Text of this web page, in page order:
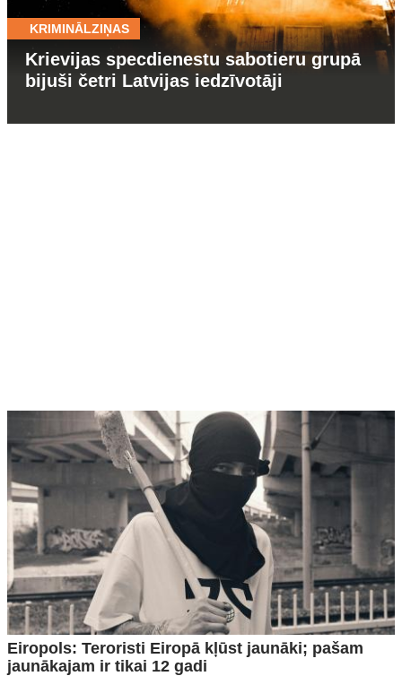
KRIMINĀLZIŅAS
Krievijas specdienestu sabotieru grupā
bijuši četri Latvijas iedzīvotāji
Eiropols: Teroristi Eiropā kļūst jaunāki; pašam
jaunākajam ir tikai 12 gadi